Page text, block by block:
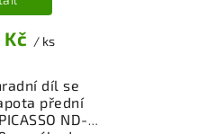
/ ks
díl se
přední
ND-